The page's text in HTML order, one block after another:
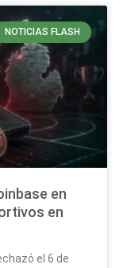
NOTICIAS FLASH
en
en
el 6 de